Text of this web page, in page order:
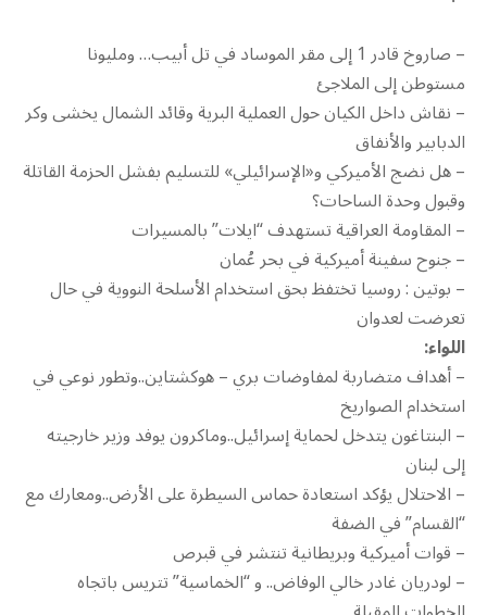
– صاروخ قادر 1 إلى مقر الموساد في تل أبيب… ومليونا
مستوطن إلى الملاجئ
– نقاش داخل الكيان حول العملية البرية وقائد الشمال يخشى وكر
الدبابير والأنفاق
– هل نضج الأميركي و«الإسرائيلي» للتسليم بفشل الحزمة القاتلة
وقبول وحدة الساحات؟
– المقاومة العراقية تستهدف “ايلات” بالمسيرات
– جنوح سفينة أميركية في بحر عُمان
– بوتين : روسيا تختفظ بحق استخدام الأسلحة النووية في حال
تعرضت لعدوان
اللواء:
– أهداف متضاربة لمفاوضات بري – هوكشتاين..وتطور نوعي في
استخدام الصواريخ
– البنتاغون يتدخل لحماية إسرائيل..وماكرون يوفد وزير خارجيته
إلى لبنان
– الاحتلال يؤكد استعادة حماس السيطرة على الأرض..ومعارك مع
“القسام” في الضفة
– قوات أميركية وبريطانية تنتشر في قبرص
– لودريان غادر خالي الوفاض.. و “الخماسية” تتريس باتجاه